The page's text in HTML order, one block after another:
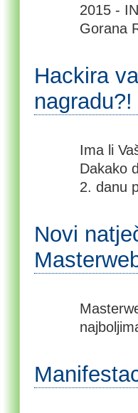
2015 -
Gorana
Hackira
nagradu?!
Ima li
Dakako
2. danu
Novi